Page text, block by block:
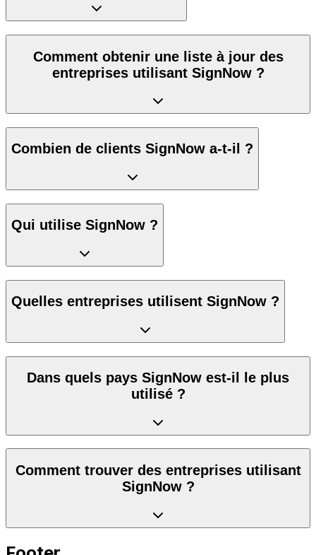
Comment obtenir une liste à jour des
entreprises utilisant SignNow ?
Combien de clients SignNow a-t-il ?
Qui utilise SignNow ?
Quelles entreprises utilisent SignNow ?
Dans quels pays SignNow est-il le plus
utilisé ?
Comment trouver des entreprises utilisant
SignNow ?